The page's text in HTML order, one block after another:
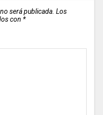
será publicada. Los
con *